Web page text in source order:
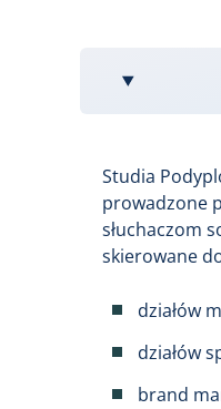
Studia
prowadzone
słuchaczom
skierowane
działów
działów
brand